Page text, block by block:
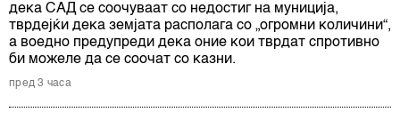
дека САД се соочуваат со недостиг на муниција,
тврдејќи дека земјата располага со „огромни количини“,
а воедно предупреди дека оние кои тврдат спротивно
би можеле да се соочат со казни.
пред 3 часа